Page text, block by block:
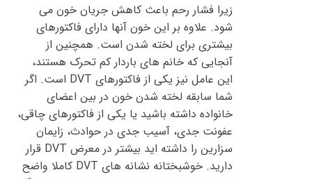
زیرا فشار رحم باعث کاهش جریان خون می
شود. علاوه بر این خون آنها دارای فاکتورهای
بیشتری برای لخته شدن است. همچنین از
آنجایی که خانم های باردار کم تحرک هستند،
این عامل نیز یکی از فاکتورهای DVT است. اگر
شما سابقه لخته شدن خون در بین اعضای
خانواده داشته باشید یا یکی از فاکتورهای چاقی،
عفونت جدی، آسیب جدی در حوادث، زایمان
سزارین را داشته اید بیشتر در معرض DVT قرار
دارید. خوشبختانه نشانه های DVT کاملا واضح